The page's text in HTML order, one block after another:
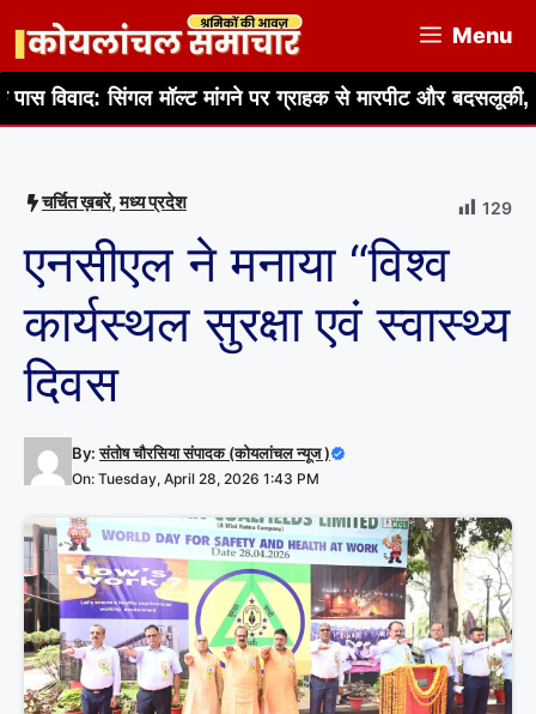
content
Menu
मॉल्ट मांगने पर ग्राहक से मारपीट और बदसलूकी, सिर और
चर्चित ख़बरें,मध्य प्रदेश 129
एनसीएल ने मनाया “विश्व
कार्यस्थल सुरक्षा एवं स्वास्थ्य
दिवस
By:संतोष चौरसिया संपादक (कोयलांचल न्यूज )
On: Tuesday, April 28, 2026 1:43 PM